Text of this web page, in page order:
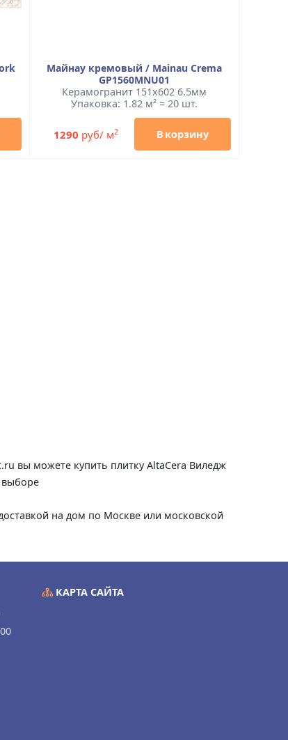
Майнау кремовый / Mainau Crema
GP1560MNU01
Керамогранит 151x602 6.5мм
Упаковка: 1.82 м² = 20 шт.
1290 руб/ м2 В корзину
вы можете купить плитку AltaCera Виледж
выборе
на дом по Москве или московской
КАРТА САЙТА